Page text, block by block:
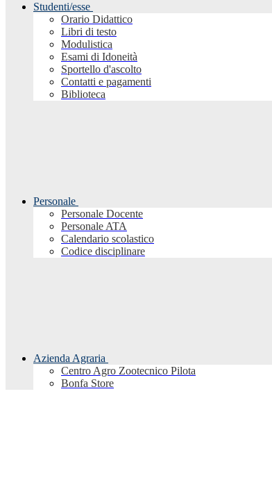
Studenti/esse
Orario Didattico
Libri di testo
Modulistica
Esami di Idoneità
Sportello d'ascolto
Contatti e pagamenti
Biblioteca
Personale
Personale Docente
Personale ATA
Calendario scolastico
Codice disciplinare
Azienda Agraria
Centro Agro Zootecnico Pilota
Bonfa Store